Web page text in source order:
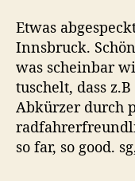
Etwas
Innsbruck.
was scheinbar
tuschelt, dass
Abkürzer durch
so far, so good.